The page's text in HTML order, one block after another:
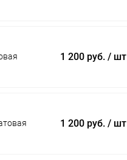
1 200 руб. / шт
1 200 руб. / шт